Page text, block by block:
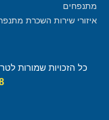
מתנפחים
איזורי שירות השכרת
כל הזכויות שמורות